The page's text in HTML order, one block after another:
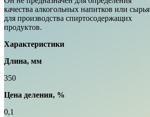
качества алкогольных напитков или сырья
для производства спиртосодержащих
продуктов.
Характеристики
Длина, мм
350
Цена деления, %
0,1